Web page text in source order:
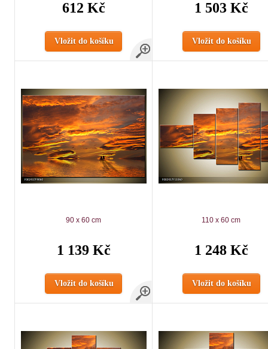
612 Kč
Vložit do košíku
1 503 Kč
Vložit do košíku
90 x 60 cm
1 139 Kč
Vložit do košíku
110 x 60 cm
1 248 Kč
Vložit do košíku